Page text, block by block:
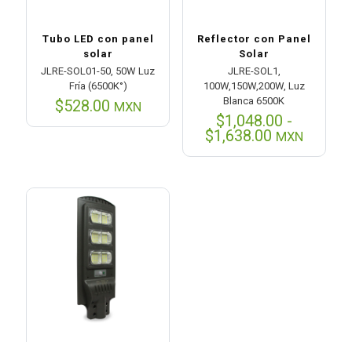
Tubo LED con panel
solar
JLRE-SOL01-50, 50W Luz
Fría (6500K°)
$528.00 MXN
Reflector con Panel
Solar
JLRE-SOL1,
100W,150W,200W, Luz
Blanca 6500K
$1,048.00 -
$1,638.00Rango
MXN